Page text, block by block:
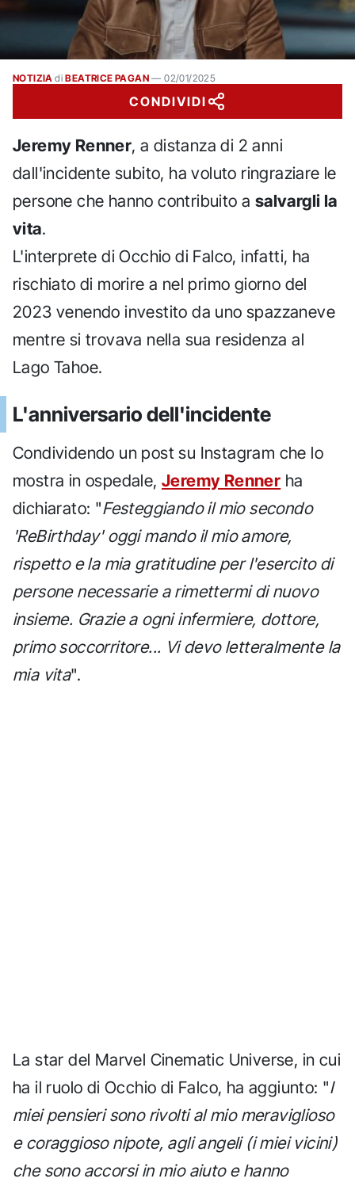
NOTIZIA di BEATRICE PAGAN —02/01/2025
CONDIVIDI
Jeremy Renner, a distanza di 2 anni
dall'incidente subito, ha voluto ringraziare le
persone che hanno contribuito a salvargli la
vita.
L'interprete di Occhio di Falco, infatti, ha
rischiato di morire a nel primo giorno del
2023 venendo investito da uno spazzaneve
mentre si trovava nella sua residenza al
Lago Tahoe.
L'anniversario dell'incidente
Condividendo un post su Instagram che lo
mostra in ospedale, Jeremy Renner ha
dichiarato: "Festeggiando il mio secondo
'ReBirthday' oggi mando il mio amore,
rispetto e la mia gratitudine per l'esercito di
persone necessarie a rimettermi di nuovo
insieme. Grazie a ogni infermiere, dottore,
primo soccorritore... Vi devo letteralmente la
mia vita".
La star del Marvel Cinematic Universe, in cui
ha il ruolo di Occhio di Falco, ha aggiunto: "I
miei pensieri sono rivolti al mio meraviglioso
e coraggioso nipote, agli angeli (i miei vicini)
che sono accorsi in mio aiuto e hanno